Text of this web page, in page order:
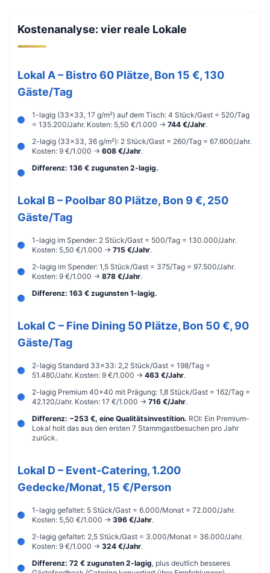
Kostenanalyse: vier reale Lokale
Lokal A – Bistro 60 Plätze, Bon 15 €, 130
Gäste/Tag
1-lagig (33×33, 17 g/m²) auf dem Tisch: 4 Stück/Gast = 520/Tag
= 135.200/Jahr. Kosten: 5,50 €/1.000 → 744 €/Jahr.
2-lagig (33×33, 36 g/m²): 2 Stück/Gast = 260/Tag = 67.600/Jahr.
Kosten: 9 €/1.000 → 608 €/Jahr.
Differenz: 136 € zugunsten 2-lagig.
Lokal B – Poolbar 80 Plätze, Bon 9 €, 250
Gäste/Tag
1-lagig im Spender: 2 Stück/Gast = 500/Tag = 130.000/Jahr.
Kosten: 5,50 €/1.000 → 715 €/Jahr.
2-lagig im Spender: 1,5 Stück/Gast = 375/Tag = 97.500/Jahr.
Kosten: 9 €/1.000 → 878 €/Jahr.
Differenz: 163 € zugunsten 1-lagig.
Lokal C – Fine Dining 50 Plätze, Bon 50 €, 90
Gäste/Tag
2-lagig Standard 33×33: 2,2 Stück/Gast = 198/Tag =
51.480/Jahr. Kosten: 9 €/1.000 → 463 €/Jahr.
2-lagig Premium 40×40 mit Prägung: 1,8 Stück/Gast = 162/Tag =
42.120/Jahr. Kosten: 17 €/1.000 → 716 €/Jahr.
Differenz: −253 €, eine Qualitätsinvestition. ROI: Ein Premium-
Lokal holt das aus den ersten 7 Stammgastbesuchen pro Jahr
zurück.
Lokal D – Event-Catering, 1.200
Gedecke/Monat, 15 €/Person
1-lagig gefaltet: 5 Stück/Gast = 6.000/Monat = 72.000/Jahr.
Kosten: 5,50 €/1.000 → 396 €/Jahr.
2-lagig gefaltet: 2,5 Stück/Gast = 3.000/Monat = 36.000/Jahr.
Kosten: 9 €/1.000 → 324 €/Jahr.
Differenz: 72 € zugunsten 2-lagig, plus deutlich besseres